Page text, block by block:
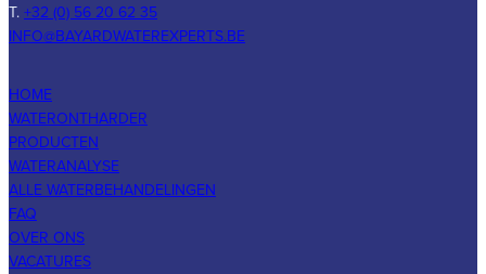
T. +32 (0) 56 20 62 35
INFO@BAYARDWATEREXPERTS.BE
HOME
WATERONTHARDER
PRODUCTEN
WATERANALYSE
ALLE WATERBEHANDELINGEN
FAQ
OVER ONS
VACATURES